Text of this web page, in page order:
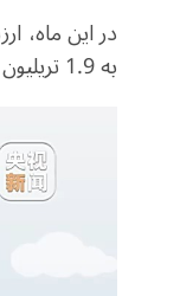
به 1.9 تریلیون یوان افزایش یافته که رشد 20.6 درصدی را ثبت کرده است.